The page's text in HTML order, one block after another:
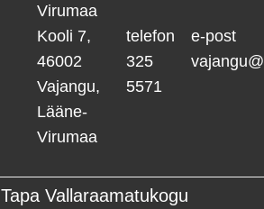
Virumaa
Kooli 7,
46002
Vajangu,
Lääne-
Virumaa
telefon
325
5571
e-post
Tapa Vallaraamatukogu